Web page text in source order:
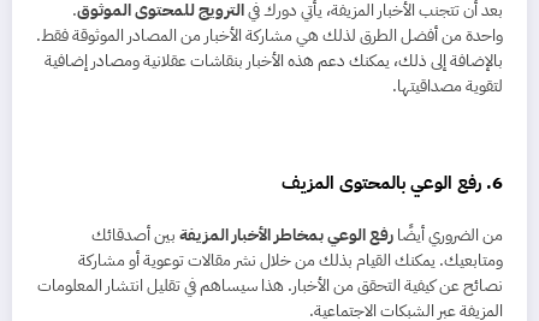
بعد أن تتجنب الأخبار المزيفة، يأتي دورك فيالترويج للمحتوى الموثوق.
واحدة من أفضل الطرق لذلك هي مشاركة الأخبار من المصادر الموثوقة فقط.
بالإضافة إلى ذلك، يمكنك دعم هذه الأخبار بنقاشات عقلانية ومصادر إضافية
لتقوية مصداقيتها.
6. رفع الوعي بالمحتوى المزيف
من الضروري أيضًارفع الوعي بمخاطر الأخبار المزيفةبين أصدقائك
ومتابعيك. يمكنك القيام بذلك من خلال نشر مقالات توعوية أو مشاركة
نصائح عن كيفية التحقق من الأخبار. هذا سيساهم في تقليل انتشار المعلومات
المزيفة عبر الشبكات الاجتماعية.